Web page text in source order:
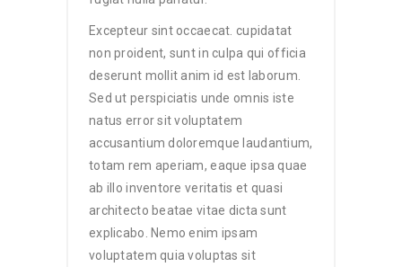
Excepteur sint occaecat. cupidatat
non proident, sunt in culpa qui officia
deserunt mollit anim id est laborum.
Sed ut perspiciatis unde omnis iste
natus error sit voluptatem
accusantium doloremque laudantium,
totam rem aperiam, eaque ipsa quae
ab illo inventore veritatis et quasi
architecto beatae vitae dicta sunt
explicabo. Nemo enim ipsam
voluptatem quia voluptas sit